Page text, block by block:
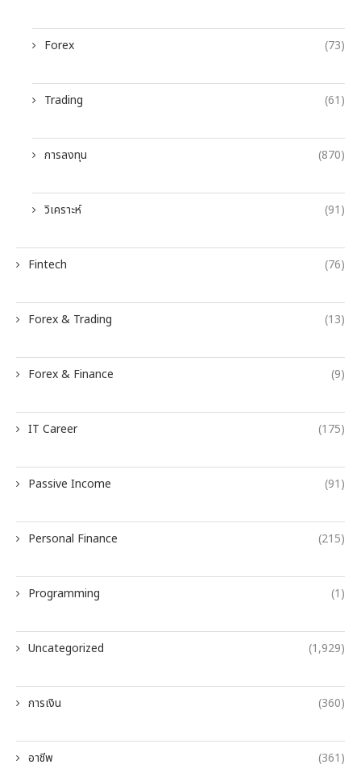
Forex (73)
Trading (61)
การลงทุน (870)
วิเคราะห์ (91)
Fintech (76)
Forex & Trading (13)
Forex & Finance (9)
IT Career (175)
Passive Income (91)
Personal Finance (215)
Programming (1)
Uncategorized (1,929)
การเงิน (360)
อาชีพ (361)